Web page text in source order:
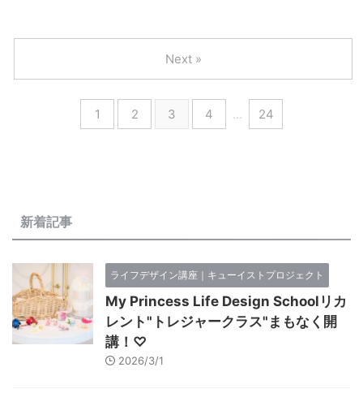
1 2 3 4 … 24
Next »
新着記事
ライフデザイン講座｜キューイストプロジェクト
My Princess Life Design Schoolリカ
レント"トレジャークラス"まもなく開
講！♡
2026/3/1